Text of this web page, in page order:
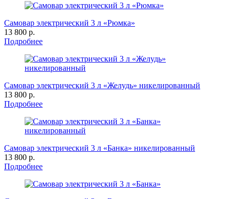
Самовар электрический 3 л «Рюмка»
13 800 р.
Подробнее
Самовар электрический 3 л «Желудь» никелированный
13 800 р.
Подробнее
Самовар электрический 3 л «Банка» никелированный
13 800 р.
Подробнее